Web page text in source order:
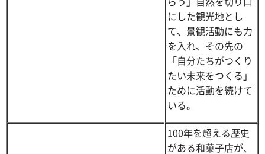
にした観光地とし
て、景観活動にも力
を入れ、その先の
「自分たちがつくり
たい未来をつくる」
ために活動を続けて
いる。
100年を超える歴史
がある和菓子店が、